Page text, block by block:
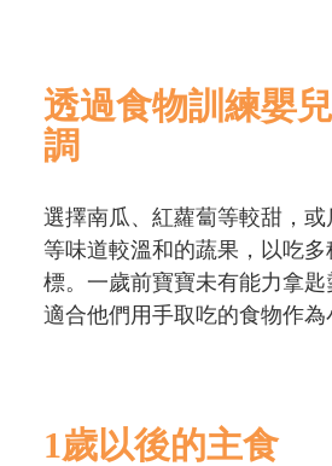
透過食物訓練嬰
調
選擇南瓜、紅蘿蔔等較甜，或
等味道較溫和的蔬果，以吃多
標。一歲前寶寶未有能力拿
適合他們用手取吃的食物作為
1歲以後的主食